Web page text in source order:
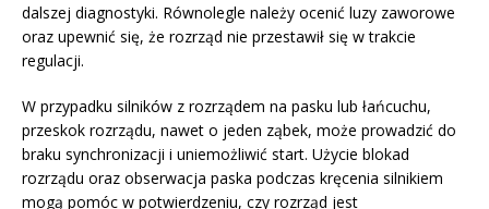
dalszej diagnostyki. Równolegle należy ocenić luzy zaworowe
oraz upewnić się, że rozrząd nie przestawił się w trakcie
regulacji.
W przypadku silników z rozrządem na pasku lub łańcuchu,
przeskok rozrządu, nawet o jeden ząbek, może prowadzić do
braku synchronizacji i uniemożliwić start. Użycie blokad
rozrządu oraz obserwacja paska podczas kręcenia silnikiem
mogą pomóc w potwierdzeniu, czy rozrząd jest